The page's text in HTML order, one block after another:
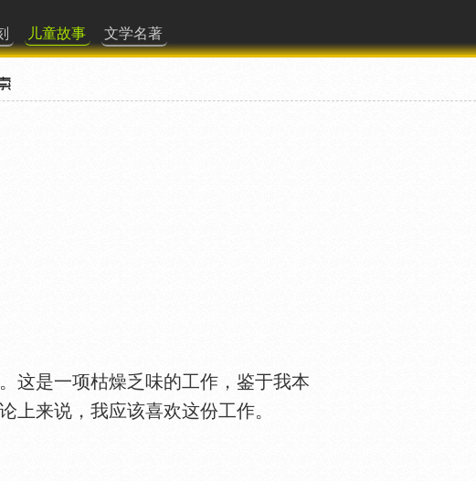
儿童故事 文学名著
是一项枯燥乏味的工作，鉴于我本
上来说，我应该喜欢这份工作。